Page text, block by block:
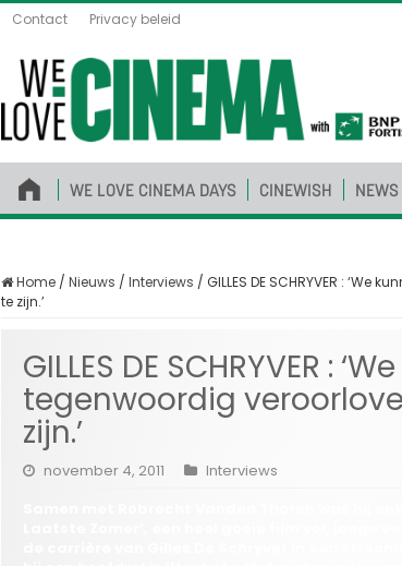
Contact Privacy beleid
WE LOVE CINEMA DAYS CINEWISH
Home / Nieuws / Interviews / GILLES DE SCHRYVER :
te zijn.’
GILLES DE SCHRYVER :
tegenwoordig
zijn.’
november 4, 2011
Interviews